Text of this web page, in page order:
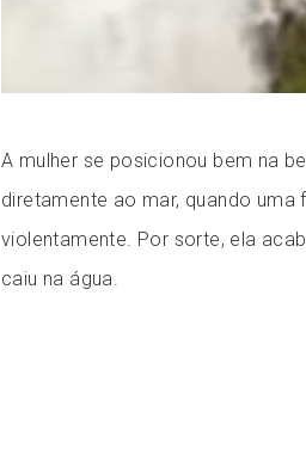
A mulher se posicionou bem na
diretamente ao mar, quando
violentamente. Por sorte, ela
caiu na água.